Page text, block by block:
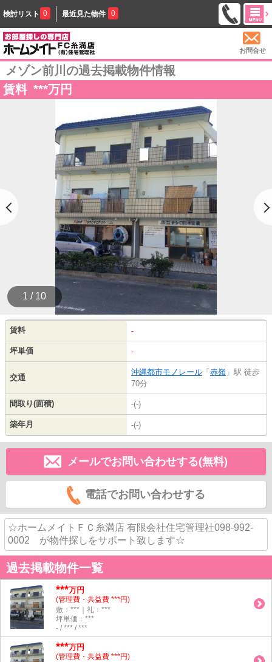
検討リスト 0 最近見た物件 0
お問合せ
メゾン前川の過去掲載物件情報
賃料 ***万円
1 / 10
賃料 -
坪単価 -
交通
沖縄都市モノレール 「 赤嶺 」駅 徒歩
70分
間取り(面積) -(-)
築年月 -(-)
メールでお問い合わせする(無料)
電話でお問い合わせする
☆ホームメイトＦＣ糸満店 有限会社住宅管理社098-992-
0002 が物件探しをサポート致します☆
過去掲載物件一覧
***万円
(管理費・共益費 ***円)
敷：***｜礼：***
坪単価：***
- / *** / ***
***万円
(管理費・共益費 ***円)